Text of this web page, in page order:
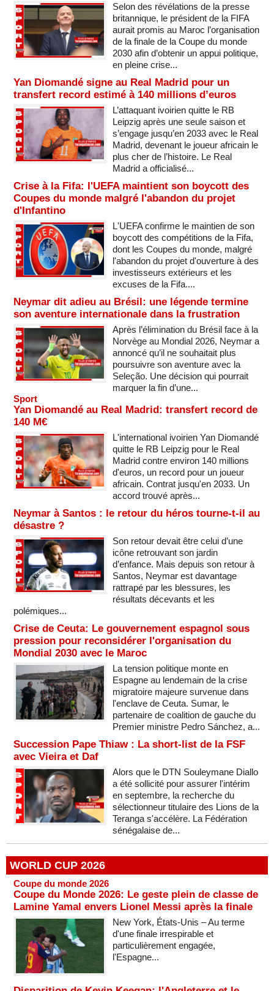
Selon des révélations de la presse
britannique, le président de la FIFA
aurait promis au Maroc l’organisation
de la finale de la Coupe du monde
2030 afin d’obtenir un appui politique,
en pleine crise...
Yan Diomandé signe au Real Madrid pour un
transfert record estimé à 140 millions d’euros
L’attaquant ivoirien quitte le RB
Leipzig après une seule saison et
s’engage jusqu’en 2033 avec le Real
Madrid, devenant le joueur africain le
plus cher de l’histoire. Le Real
Madrid a officialisé...
Crise à la Fifa: l'UEFA maintient son boycott des
Coupes du monde malgré l'abandon du projet
d'Infantino
L'UEFA confirme le maintien de son
boycott des compétitions de la Fifa,
dont les Coupes du monde, malgré
l'abandon du projet d'ouverture à des
investisseurs extérieurs et les
excuses de la Fifa....
Neymar dit adieu au Brésil: une légende termine
son aventure internationale dans la frustration
Après l’élimination du Brésil face à la
Norvège au Mondial 2026, Neymar a
annoncé qu’il ne souhaitait plus
poursuivre son aventure avec la
Seleção. Une décision qui pourrait
marquer la fin d’une...
Sport
Yan Diomandé au Real Madrid: transfert record de
140 M€
L'international ivoirien Yan Diomandé
quitte le RB Leipzig pour le Real
Madrid contre environ 140 millions
d'euros, un record pour un joueur
africain. Contrat jusqu'en 2033. Un
accord trouvé après...
Neymar à Santos : le retour du héros tourne-t-il au
désastre ?
Son retour devait être celui d’une
icône retrouvant son jardin
d’enfance. Mais depuis son retour à
Santos, Neymar est davantage
rattrapé par les blessures, les
résultats décevants et les
polémiques...
Crise de Ceuta: Le gouvernement espagnol sous
pression pour reconsidérer l'organisation du
Mondial 2030 avec le Maroc
La tension politique monte en
Espagne au lendemain de la crise
migratoire majeure survenue dans
l'enclave de Ceuta. Sumar, le
partenaire de coalition de gauche du
Premier ministre Pedro Sánchez, a...
Succession Pape Thiaw : La short-list de la FSF
avec Vieira et Daf
Alors que le DTN Souleymane Diallo
a été sollicité pour assurer l'intérim
en septembre, la recherche du
sélectionneur titulaire des Lions de la
Teranga s'accélère. La Fédération
sénégalaise de...
WORLD CUP 2026
Coupe du monde 2026
Coupe du Monde 2026: Le geste plein de classe de
Lamine Yamal envers Lionel Messi après la finale
New York, États-Unis – Au terme
d'une finale irrespirable et
particulièrement engagée,
l'Espagne...